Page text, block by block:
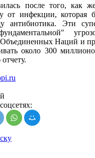
после того, как
от инфекции, которая
антибиотика. Эти
Наций и
около 300